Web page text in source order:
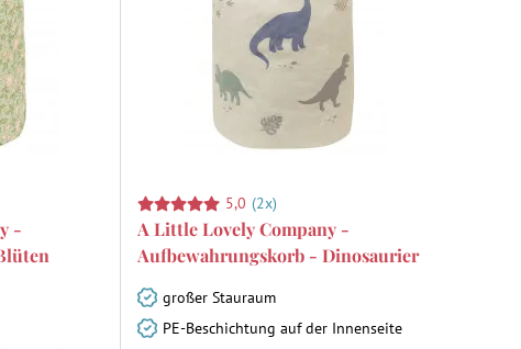
-
5,0 (2x)
A Little Lovely Company -
Aufbewahrungskorb - Dinosaurier
großer Stauraum
PE-Beschichtung auf der Innenseite